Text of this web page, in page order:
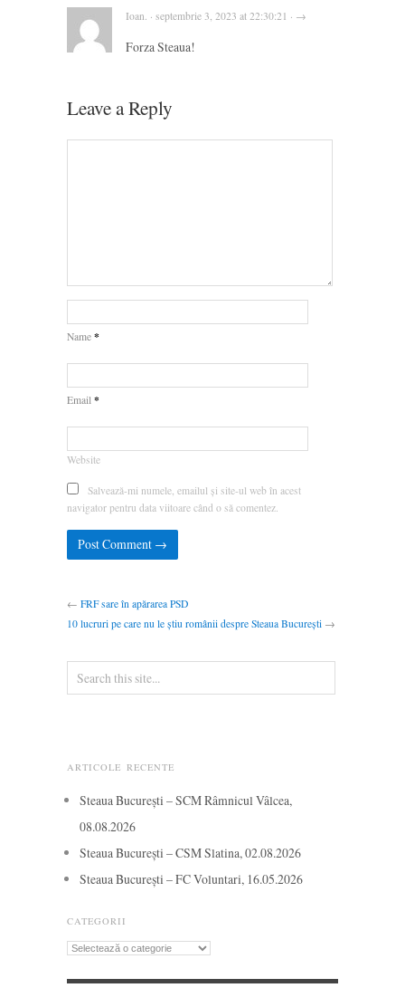
Ioan. · septembrie 3, 2023 at 22:30:21 · →
Forza Steaua!
Leave a Reply
Name *
Email *
Website
Salvează-mi numele, emailul și site-ul web în acest
navigator pentru data viitoare când o să comentez.
← FRF sare în apărarea PSD
10 lucruri pe care nu le știu românii despre Steaua București →
ARTICOLE RECENTE
Steaua București – SCM Râmnicul Vâlcea,
08.08.2026
Steaua București – CSM Slatina, 02.08.2026
Steaua București – FC Voluntari, 16.05.2026
CATEGORII
Categorii